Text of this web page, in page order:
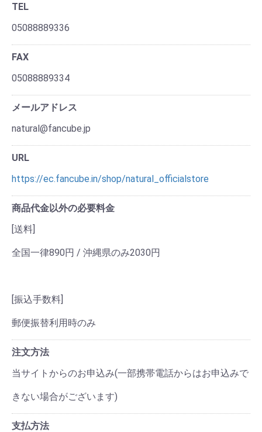
TEL
05088889336
FAX
05088889334
メールアドレス
natural@fancube.jp
URL
https://ec.fancube.in/shop/natural_officialstore
商品代金以外の必要料金
[送料]
全国一律890円 / 沖縄県のみ2030円
[振込手数料]
郵便振替利用時のみ
注文方法
当サイトからのお申込み(一部携帯電話からはお申込みで
きない場合がございます)
支払方法